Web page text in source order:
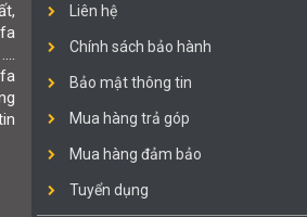
Liên hệ
Chính sách bảo hành
Bảo mật thông tin
Mua hàng trả góp
Mua hàng đảm bảo
Tuyển dụng